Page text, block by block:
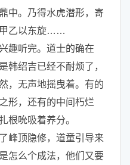
中。乃得水虎潜形，寄
甲乙以东旋……
趣听完。道士的确在
韩绍吉已经不耐烦了，
，无声地摇曳着。有的
形，还有的中间朽烂
根吮吸着养分。
峰顶隐修，道童引导来
怎么个成法，他们又要